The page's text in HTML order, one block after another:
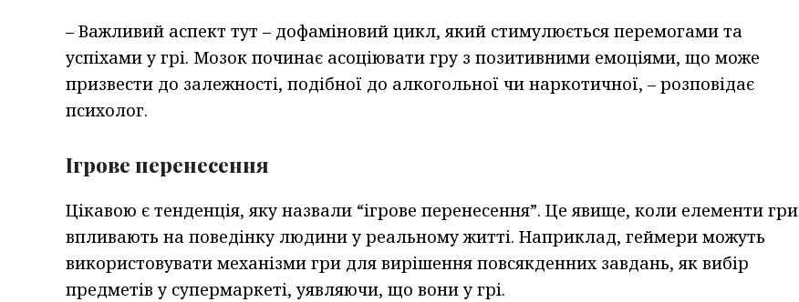
– Важливий аспект тут – дофаміновий цикл, який стимулюється перемогами та
успіхами у грі. Мозок починає асоціювати гру з позитивними емоціями, що може
призвести до залежності, подібної до алкогольної чи наркотичної, – розповідає
психолог.
Ігрове перенесення
Цікавою є тенденція, яку назвали “ігрове перенесення”. Це явище, коли елементи гри
впливають на поведінку людини у реальному житті. Наприклад, геймери можуть
використовувати механізми гри для вирішення повсякденних завдань, як вибір
предметів у супермаркеті, уявляючи, що вони у грі.